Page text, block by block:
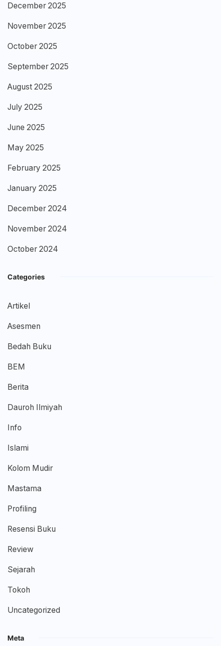
December 2025
November 2025
October 2025
September 2025
August 2025
July 2025
June 2025
May 2025
February 2025
January 2025
December 2024
November 2024
October 2024
Categories
Artikel
Asesmen
Bedah Buku
BEM
Berita
Dauroh Ilmiyah
Info
Islami
Kolom Mudir
Mastama
Profiling
Resensi Buku
Review
Sejarah
Tokoh
Uncategorized
Meta